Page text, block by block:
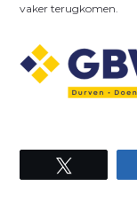
vaker terugkomen.